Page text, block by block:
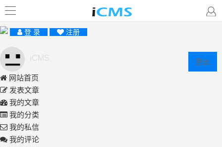
登 录 注册
登出
网站首页
发表文章
我的文章
我的分类
我的私信
我的评论